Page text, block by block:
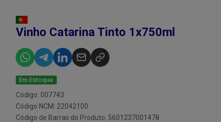
Vinho Catarina Tinto 1x750ml
Em Estoque
Código: 007743
Código NCM: 22042100
Código de Barras do Produto: 5601237001478